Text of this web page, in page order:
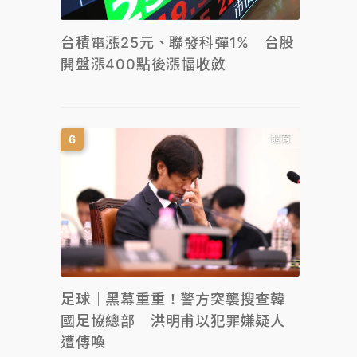
台積電漲25元、聯發科彈1% 台股
開盤漲400點後漲幅收斂
體育
足球｜黑幕重重！警方突襲搜查韓
國足協總部 洪明甫以犯罪嫌疑人
遭傳喚